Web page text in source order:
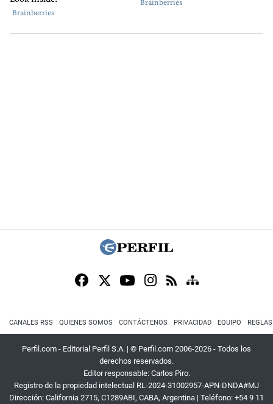
CANALES RSS QUIENES SOMOS CONTÁCTENOS PRIVACIDAD EQUIPO
Perfil.com - Editorial Perfil S.A. | © Perfil.com 2006-2026 - Todos los
derechos reservados.
Editor responsable: Carlos Piro.
Registro de la propiedad intelectual RL-2024-31002957-APN-DNDA#MJ
Dirección: California 2715, C1289ABI, CABA, Argentina | Teléfono: +54 9 11